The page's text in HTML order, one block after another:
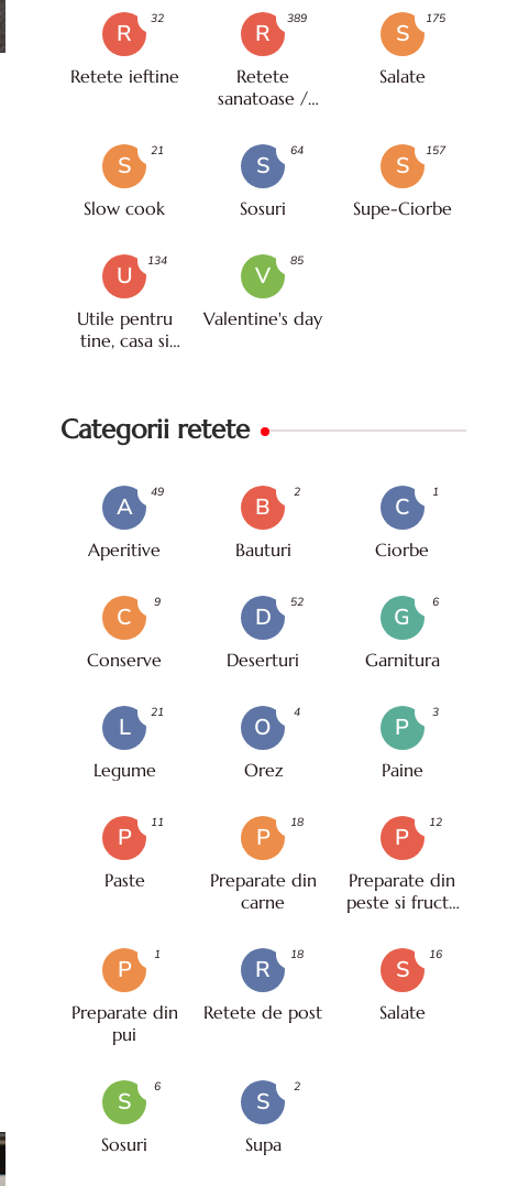
R
Retete ieftine
32
R
Retete
sanatoase /
389
S
Salate
175
S
Slow cook
21
S
Sosuri
64
S
Supe-Ciorbe
157
U
Utile pentru
tine, casa si
134
V
Valentine's day
85
Categorii retete
A
Aperitive
49
B
Bauturi
2
C
Ciorbe
1
C
Conserve
9
D
Deserturi
52
G
Garnitura
6
L
Legume
21
O
Orez
4
P
Paine
3
P
Paste
11
P
Preparate din
carne
18
P
Preparate din
peste si fructe
12
P
Preparate din
pui
1
R
Retete de post
18
S
Salate
16
S
Sosuri
6
S
Supa
2